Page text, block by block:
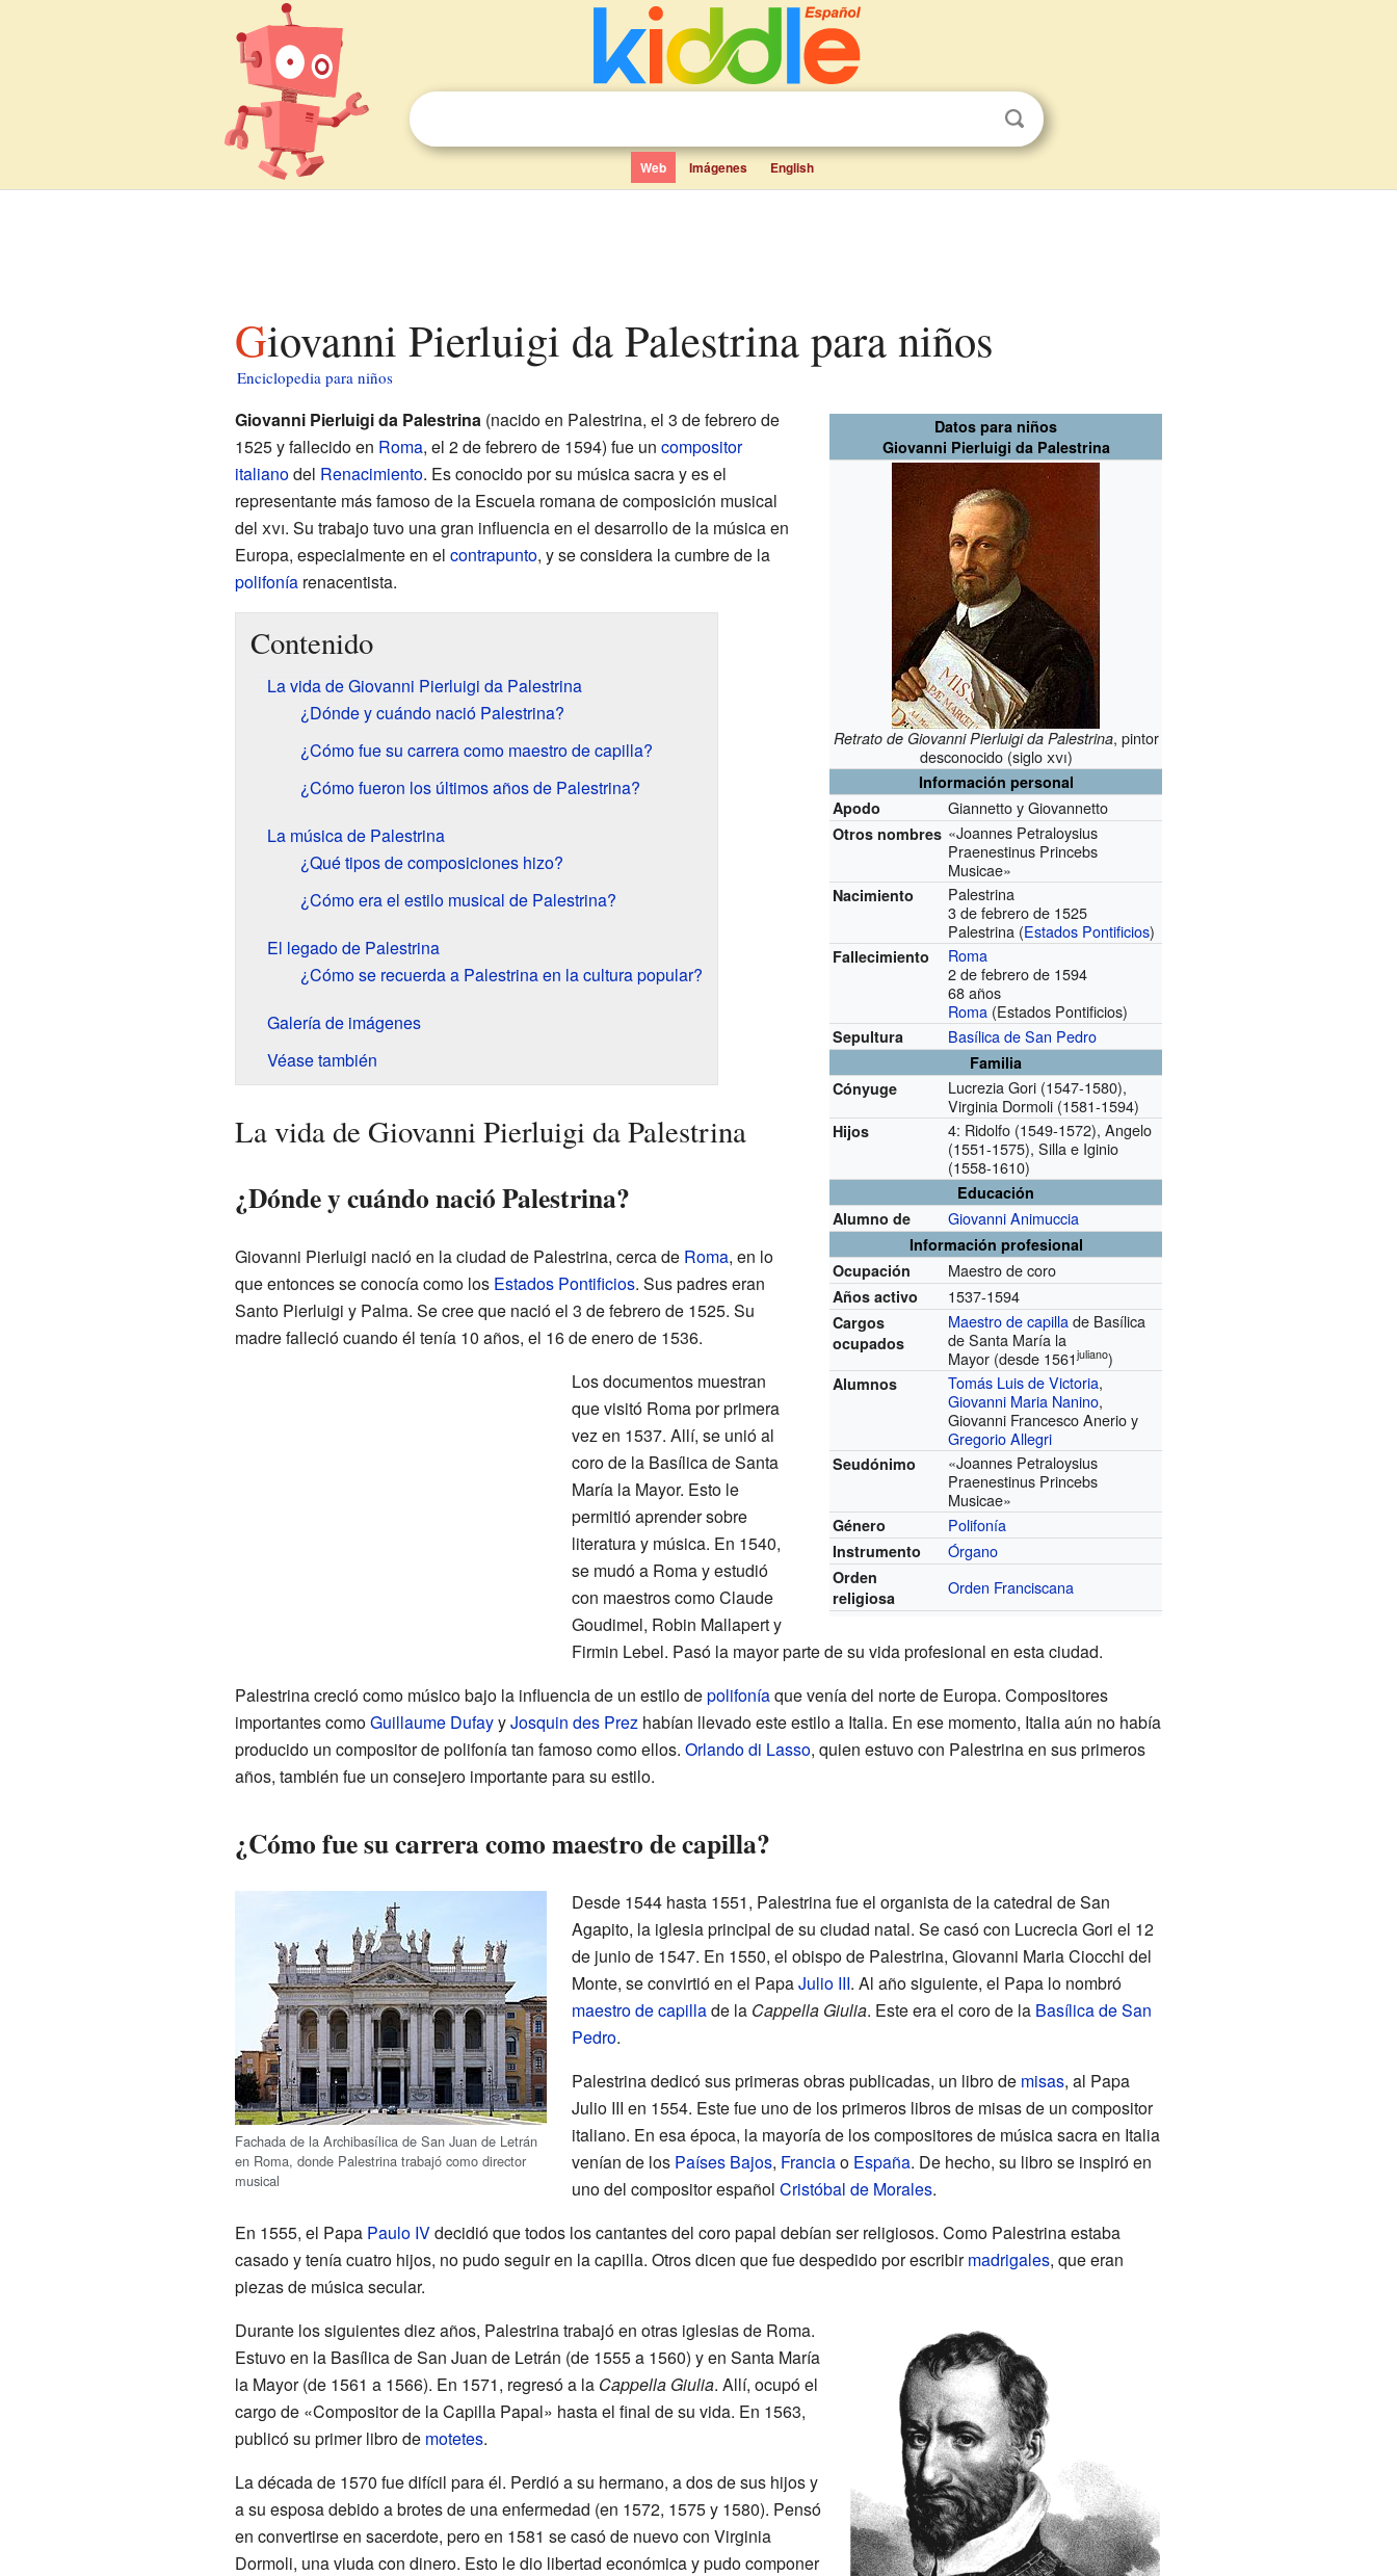
Web Imágenes English
Giovanni Pierluigi da Palestrina para niños
Enciclopedia para niños
Datos para niños
Giovanni Pierluigi da Palestrina
Retrato de Giovanni Pierluigi da Palestrina, pintor
desconocido (sigloxvi)
Información personal
Apodo
Giannetto y Giovannetto
Otros nombres «Joannes Petraloysius
Praenestinus Princebs
Musicae»
Nacimiento
Palestrina
3 de febrero de 1525
Palestrina (Estados Pontificios)
Fallecimiento
Roma
2 de febrero de 1594
68 años
Roma (Estados Pontificios)
Sepultura Basílica de San Pedro
Familia
Cónyuge
Lucrezia Gori (1547-1580),
Virginia Dormoli (1581-1594)
Hijos
4: Ridolfo (1549-1572), Angelo
(1551-1575), Silla e Iginio
(1558-1610)
Educación
Alumno de
Giovanni Animuccia
Información profesional
Ocupación
Maestro de coro
Años activo 1537-1594
Cargos
ocupados
Maestro de capillade Basílica
de Santa María la
Mayor (desde 1561juliano)
Alumnos Tomás Luis de Victoria,
Giovanni Maria Nanino,
Giovanni Francesco Anerio y
Gregorio Allegri
Seudónimo
«Joannes Petraloysius
Praenestinus Princebs
Musicae»
Género Polifonía
Instrumento Órgano
Orden
religiosa
Orden Franciscana
Giovanni Pierluigi da Palestrina(nacido en Palestrina, el 3 de febrero de
1525 y fallecido en Roma, el 2 de febrero de 1594) fue un compositor
italianodel Renacimiento. Es conocido por su música sacra y es el
representante más famoso de la Escuela romana de composición musical
del xvi. Su trabajo tuvo una gran influencia en el desarrollo de la música en
Europa, especialmente en el contrapunto, y se considera la cumbre de la
polifoníarenacentista.
Contenido
La vida de Giovanni Pierluigi da Palestrina
¿Dónde y cuándo nació Palestrina?
¿Cómo fue su carrera como maestro de capilla?
¿Cómo fueron los últimos años de Palestrina?
La música de Palestrina
¿Qué tipos de composiciones hizo?
¿Cómo era el estilo musical de Palestrina?
El legado de Palestrina
¿Cómo se recuerda a Palestrina en la cultura popular?
Galería de imágenes
Véase también
La vida de Giovanni Pierluigi da Palestrina
¿Dónde y cuándo nació Palestrina?
Giovanni Pierluigi nació en la ciudad de Palestrina, cerca de Roma, en lo
que entonces se conocía como los Estados Pontificios. Sus padres eran
Santo Pierluigi y Palma. Se cree que nació el 3 de febrero de 1525. Su
madre falleció cuando él tenía 10 años, el 16 de enero de 1536.
Los documentos muestran
que visitó Roma por primera
vez en 1537. Allí, se unió al
coro de la Basílica de Santa
María la Mayor. Esto le
permitió aprender sobre
literatura y música. En 1540,
se mudó a Roma y estudió
con maestros como Claude
Goudimel, Robin Mallapert y
Firmin Lebel. Pasó la mayor parte de su vida profesional en esta ciudad.
Palestrina creció como músico bajo la influencia de un estilo depolifoníaque venía del norte de Europa. Compositores
importantes comoGuillaume DufayyJosquin des Prezhabían llevado este estilo a Italia. En ese momento, Italia aún no había
producido un compositor de polifonía tan famoso como ellos. Orlando di Lasso, quien estuvo con Palestrina en sus primeros
años, también fue un consejero importante para su estilo.
¿Cómo fue su carrera como maestro de capilla?
Fachada de la Archibasílica de San Juan de Letrán
en Roma, donde Palestrina trabajó como director
musical
Desde 1544 hasta 1551, Palestrina fue el organista de la catedral de San
Agapito, la iglesia principal de su ciudad natal. Se casó con Lucrecia Gori el 12
de junio de 1547. En 1550, el obispo de Palestrina, Giovanni Maria Ciocchi del
Monte, se convirtió en el PapaJulio III. Al año siguiente, el Papa lo nombró
maestro de capillade la Cappella Giulia. Este era el coro de la Basílica de San
Pedro.
Palestrina dedicó sus primeras obras publicadas, un libro de misas, al Papa
Julio III en 1554. Este fue uno de los primeros libros de misas de un compositor
italiano. En esa época, la mayoría de los compositores de música sacra en Italia
venían de los Países Bajos, Franciao España. De hecho, su libro se inspiró en
uno del compositor español Cristóbal de Morales.
En 1555, el Papa Paulo IVdecidió que todos los cantantes del coro papal debían ser religiosos. Como Palestrina estaba
casado y tenía cuatro hijos, no pudo seguir en la capilla. Otros dicen que fue despedido por escribirmadrigales, que eran
piezas de música secular.
Durante los siguientes diez años, Palestrina trabajó en otras iglesias de Roma.
Estuvo en la Basílica de San Juan de Letrán (de 1555 a 1560) y en Santa María
la Mayor (de 1561 a 1566). En 1571, regresó a la Cappella Giulia. Allí, ocupó el
cargo de «Compositor de la Capilla Papal» hasta el final de su vida. En 1563,
publicó su primer libro de motetes.
La década de 1570 fue difícil para él. Perdió a su hermano, a dos de sus hijos y
a su esposa debido a brotes de una enfermedad (en 1572, 1575 y 1580). Pensó
en convertirse en sacerdote, pero en 1581 se casó de nuevo con Virginia
Dormoli, una viuda con dinero. Esto le dio libertad económica y pudo componer